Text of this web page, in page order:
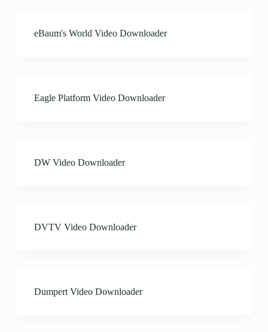
eBaum's World Video Downloader
Eagle Platform Video Downloader
DW Video Downloader
DVTV Video Downloader
Dumpert Video Downloader